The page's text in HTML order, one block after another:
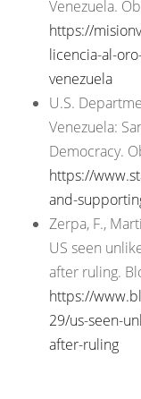
Venezuela.
https://
licencia-al-
venezuela
U.S.
Venezuela:
Democracy.
https://
and-
Zerpa, F.,
US seen
after ruling.
https://
29/us-seen-
after-ruling